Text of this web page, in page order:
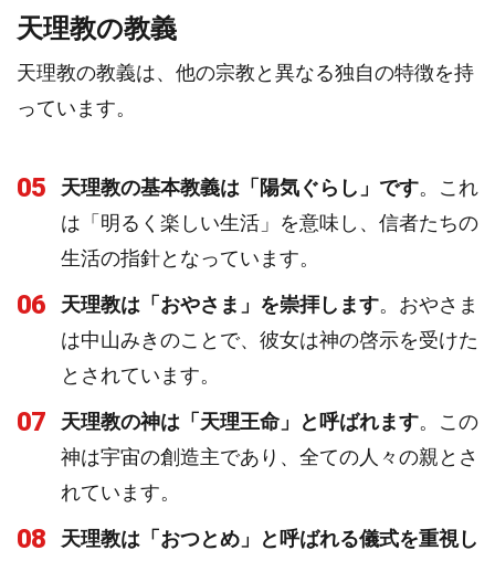
天理教の教義
天理教の教義は、他の宗教と異なる独自の特徴を持
っています。
05 天理教の基本教義は「陽気ぐらし」です。これ
は「明るく楽しい生活」を意味し、信者たちの
生活の指針となっています。
06 天理教は「おやさま」を崇拝します。おやさま
は中山みきのことで、彼女は神の啓示を受けた
とされています。
07 天理教の神は「天理王命」と呼ばれます。この
神は宇宙の創造主であり、全ての人々の親とさ
れています。
08
天理教は「おつとめ」と呼ばれる儀式を重視し